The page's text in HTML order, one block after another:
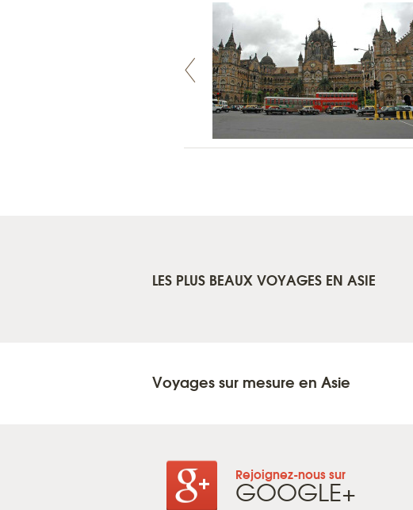
LES PLUS BEAUX VOYAGES EN ASIE
Voyages sur mesure en Asie
Rejoignez-nous sur
GOOGLE+